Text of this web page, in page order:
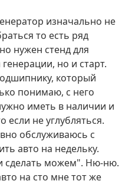
изначально не
то есть ряд
нужен стенд для
но и старт.
который
понимаю, с него
иметь в наличии и
если не углубляться.
обслуживаюсь с
авто на недельку.
сделать можем". Ню-ню.
на сто мне тот же